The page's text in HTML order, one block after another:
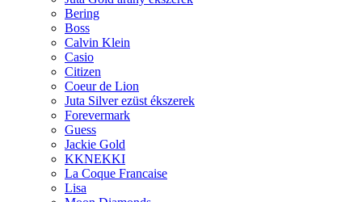
Bering
Boss
Calvin Klein
Casio
Citizen
Coeur de Lion
Juta Silver ezüst ékszerek
Forevermark
Guess
Jackie Gold
KKNEKKI
La Coque Francaise
Lisa